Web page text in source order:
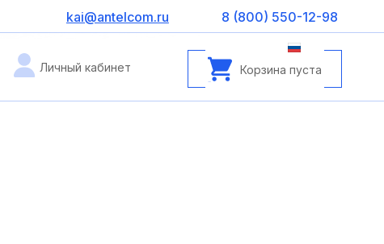
8 (800) 550-12-98
kai@antelcom.ru
Корзина пуста
Личный кабинет